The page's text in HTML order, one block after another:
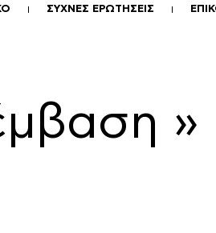
ΣΥΧΝΕΣ ΕΡΩΤΗΣΕΙΣ